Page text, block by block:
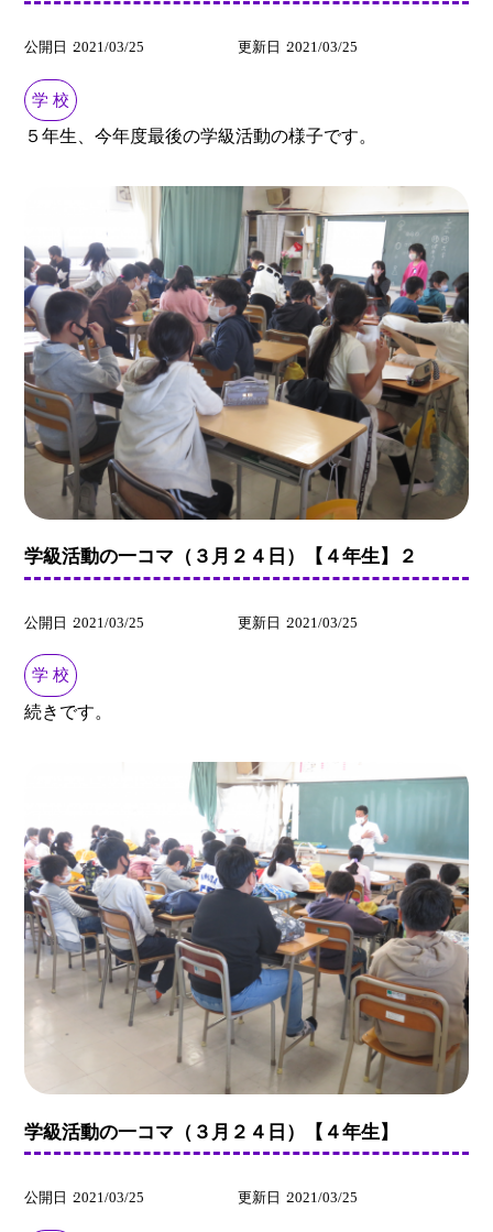
公開日 2021/03/25 更新日 2021/03/25
学 校
５年生、今年度最後の学級活動の様子です。
学級活動の一コマ（３月２４日）【４年生】２
公開日 2021/03/25 更新日 2021/03/25
学 校
続きです。
学級活動の一コマ（３月２４日）【４年生】
公開日 2021/03/25 更新日 2021/03/25